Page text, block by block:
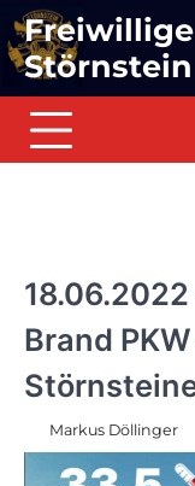
Skip
to
content
Störnstein
18.06.2022
Brand
Markus Döllinger